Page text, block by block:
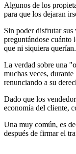
Algunos de los
para que los dejaran
Sin poder disfrutar sus
preguntándose cuánto
que ni siquiera querían.
La verdad sobre una
muchas veces,
renunciando a su
Dado que los
economía del cliente,
Una muy común, es
después de firmar el